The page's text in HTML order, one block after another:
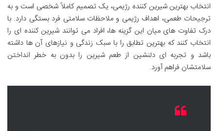
انتخاب بهترین شیرین کننده رژیمی، یک تصمیم کاملاً شخصی است و به
ترجیحات طعمی، اهداف رژیمی و ملاحظات سلامتی فرد بستگی دارد. با
درک تفاوت های میان این گزینه ها، افراد می توانند شیرین کننده ای را
انتخاب کنند که بهترین تطابق را با سبک زندگی و نیازهای آن ها داشته
باشد و تجربه ای دلنشین از طعم شیرین را بدون به خطر انداختن
سلامتشان فراهم آورد.